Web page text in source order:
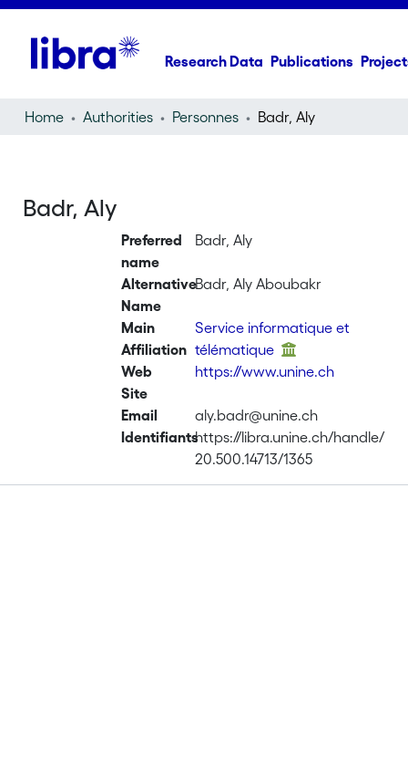
Research Data Publications
Home Authorities Personnes Badr, Aly
Badr, Aly
Preferred
name
Badr, Aly
Alternative
Name
Badr, Aly Aboubakr
Main
Affiliation
Service informatique et
télématique
Web
Site
https://www.unine.ch
Email
aly.badr@unine.ch
Identifiantshttps://libra.unine.ch/handle/
20.500.14713/1365